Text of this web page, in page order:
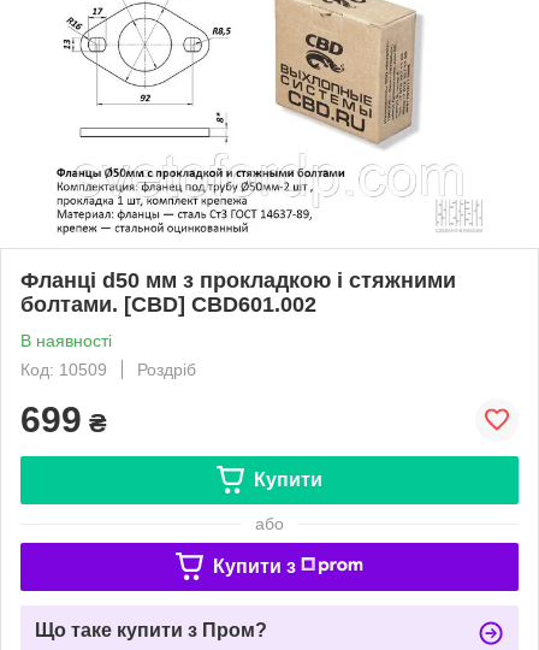
Фланці d50 мм з прокладкою і стяжними
болтами. [CBD] CBD601.002
В наявності
Код: 10509
Роздріб
699 ₴
Купити
або
Купити з
Що таке купити з Пром?